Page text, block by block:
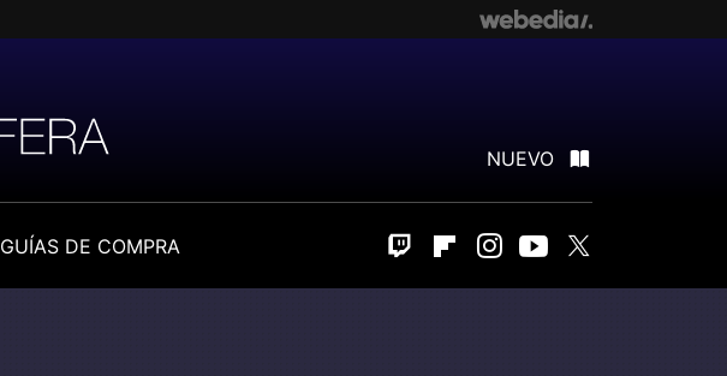
NUEVO
GUÍAS DE COMPRA Twitch FlipboardInstagram
Youtube